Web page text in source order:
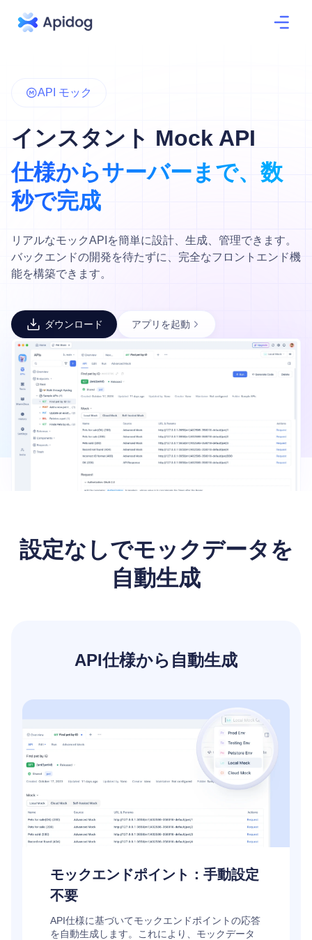
API モック
インスタント Mock API
仕様からサーバーまで、数
秒で完成
リアルなモックAPIを簡単に設計、生成、管理できます。
バックエンドの開発を待たずに、完全なフロントエンド機
能を構築できます。
ダウンロード アプリを起動
設定なしでモックデータを
自動生成
API仕様から自動生成
モックエンドポイント：手動設定
不要
API仕様に基づいてモックエンドポイントの応答
を自動生成します。これにより、モックデータ